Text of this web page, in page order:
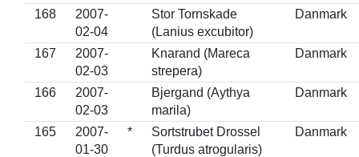
168
2007-
02-04
Stor Tornskade
(Lanius excubitor)
Danmark
167
2007-
02-03
Knarand (Mareca
strepera)
Danmark
166
2007-
02-03
Bjergand (Aythya
marila)
Danmark
165
2007-
01-30
*
Sortstrubet Drossel
(Turdus atrogularis)
Danmark